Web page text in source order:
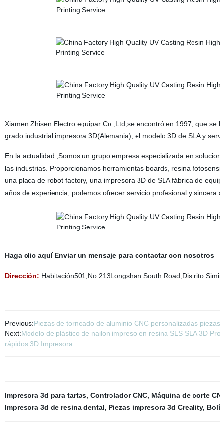
Xiamen Zhisen Electro equipar Co.,Ltd,se encontró en 1997, que
grado industrial impresora 3D(Alemania), el modelo 3D de SLA y
En la actualidad ,Somos un grupo empresa especializada en
las industrias. Proporcionamos herramientas boards, resina
una placa de robot factory, una impresora 3D de SLA fábrica de
años de experiencia, podemos ofrecer servicio profesional y
Haga clic aquí Enviar un mensaje para contactar con nosotros
Dirección: Habitación501,No.213Longshan South Road,Distrito
Previous:Piezas de torneado de aluminio CNC personalizadas
Next:Modelo de plástico de nailon impreso en resina SLS SLA 3D
rápidos 3D Impresora
Impresora 3d para tartas, Controlador CNC, Máquina de corte
Impresora 3d de resina dental, Piezas impresora 3d Creality,